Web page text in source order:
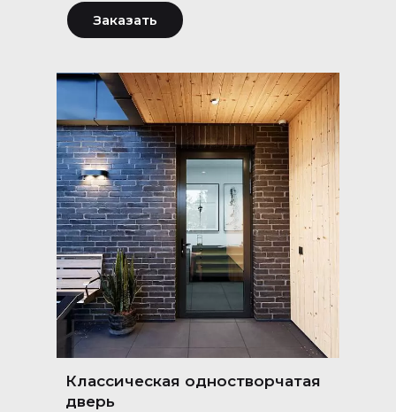
Классическая одностворчатая
дверь
Заказать